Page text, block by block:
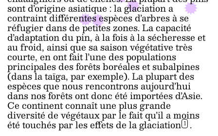
sont d’origine asiatique : la glaciation a
contraint différentes espèces d’arbres à se
réfugier dans de petites zones. La capacité
d’adaptation du pin, à la fois à la sécheresse et
au froid, ainsi que sa saison végétative très
courte, en ont fait l’une des populations
principales des forêts boréales et subalpines
(dans la taïga, par exemple). La plupart des
espèces que nous rencontrons aujourd’hui
dans nos forêts ont donc été importées d’Asie.
Ce continent connaît une plus grande
diversité de végétaux par le fait qu’il a moins
été touchés par les effets de la glaciation 1.